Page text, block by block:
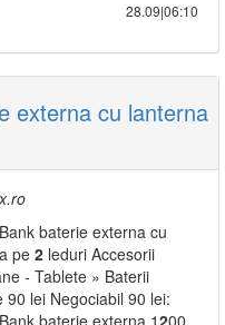
28.09|06:10
externa cu lanterna
baterie externa cu
pe2 leduri Accesorii
- Tablete » Baterii
90 lei Negociabil 90 lei:
baterie externa 1200